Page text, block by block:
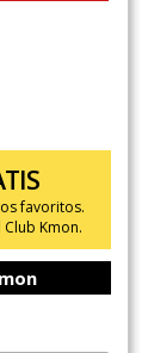
favoritos.
Kmon.